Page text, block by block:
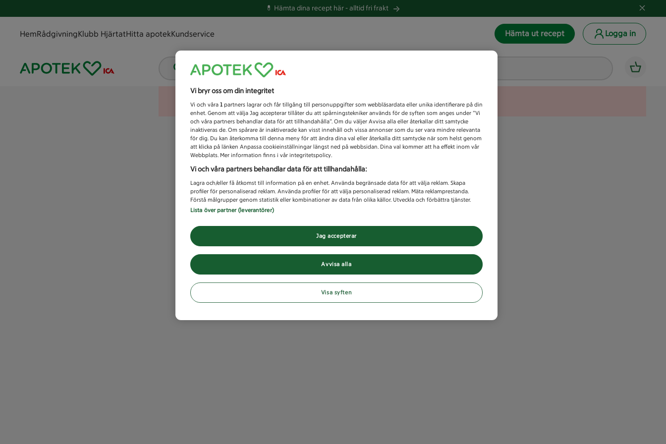
💊 Hämta dina recept här -alltid fri frakt
HemRådgivningKlubb HjärtatHitta apotekKundservice Hämta ut recept Logga in
Vad letar du efter idag?
Unknown error
Vi bryr oss om din integritet
Vi och våra 1 partners lagrar och får tillgång till personuppgifter som webbläsardata eller unika identifierare på din
enhet. Genom att välja Jag accepterar tillåter du att spårningstekniker används för de syften som anges under ”Vi
och våra partners behandlar data för att tillhandahålla”. Om du väljer Avvisa alla eller återkallar ditt samtycke
inaktiveras de. Om spårare är inaktiverade kan visst innehåll och vissa annonser som du ser vara mindre relevanta
för dig. Du kan återkomma till denna meny för att ändra dina val eller återkalla ditt samtycke när som helst genom
att klicka på länken Anpassa cookieinställningar längst ned på webbsidan. Dina val kommer att ha effekt inom vår
Webbplats. Mer information finns i vår integritetspolicy.
Vi och våra partners behandlar data för att tillhandahålla:
Lagra och/eller få åtkomst till information på en enhet. Använda begränsade data för att välja reklam. Skapa
profiler för personaliserad reklam. Använda profiler för att välja personaliserad reklam. Mäta reklamprestanda.
Förstå målgrupper genom statistik eller kombinationer av data från olika källor. Utveckla och förbättra tjänster.
Lista över partner (leverantörer)
Avvisa alla
Jag accepterar
Visa syften